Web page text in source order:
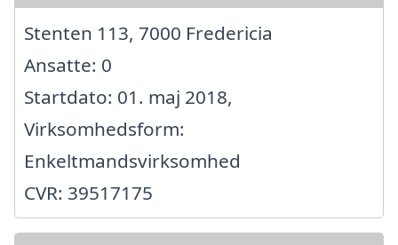
Stenten 113, 7000 Fredericia
Ansatte: 0
Startdato: 01. maj 2018,
Virksomhedsform:
Enkeltmandsvirksomhed
CVR: 39517175